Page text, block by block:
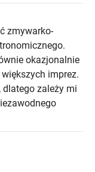
zmywarko-
okazjonalnie
imprez.
dlatego zależy mi